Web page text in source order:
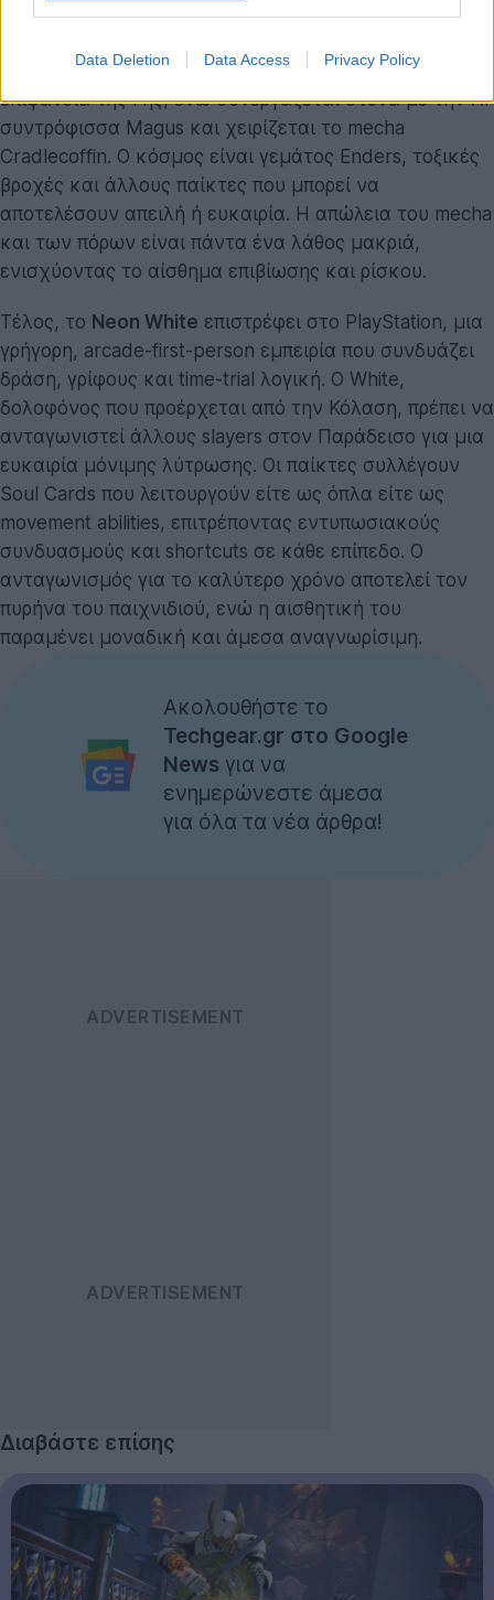
Data Deletion Data Access Privacy Policy
από ένα κατακλυσμικό φαινόμενο που ονομάζεται
ρόλο Drifter, που συλλέγει AO Crystals στην επικίνδυνη
επιφάνεια της Γης, ενώ συνεργάζεται στενά με την AI
συντρόφισσα Magus και χειρίζεται το mecha
Cradlecoffin. Ο κόσμος είναι γεμάτος Enders, τοξικές
βροχές και άλλους παίκτες που μπορεί να
αποτελέσουν απειλή ή ευκαιρία. Η απώλεια του mecha
και των πόρων είναι πάντα ένα λάθος μακριά,
ενισχύοντας το αίσθημα επιβίωσης και ρίσκου.
Τέλος, το Neon White επιστρέφει στο PlayStation, μια
γρήγορη, arcade-first-person εμπειρία που συνδυάζει
δράση, γρίφους και time-trial λογική. Ο White,
δολοφόνος που προέρχεται από την Κόλαση, πρέπει να
ανταγωνιστεί άλλους slayers στον Παράδεισο για μια
ευκαιρία μόνιμης λύτρωσης. Οι παίκτες συλλέγουν
Soul Cards που λειτουργούν είτε ως όπλα είτε ως
movement abilities, επιτρέποντας εντυπωσιακούς
συνδυασμούς και shortcuts σε κάθε επίπεδο. Ο
ανταγωνισμός για το καλύτερο χρόνο αποτελεί τον
πυρήνα του παιχνιδιού, ενώ η αισθητική του
παραμένει μοναδική και άμεσα αναγνωρίσιμη.
Ακολουθήστε το
Techgear.gr στο Google
News για να
ενημερώνεστε άμεσα
για όλα τα νέα άρθρα!
Διαβάστε επίσης